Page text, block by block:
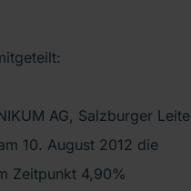
AG, Salzburger Leite
10. August 2012 die
Zeitpunkt 4,90%